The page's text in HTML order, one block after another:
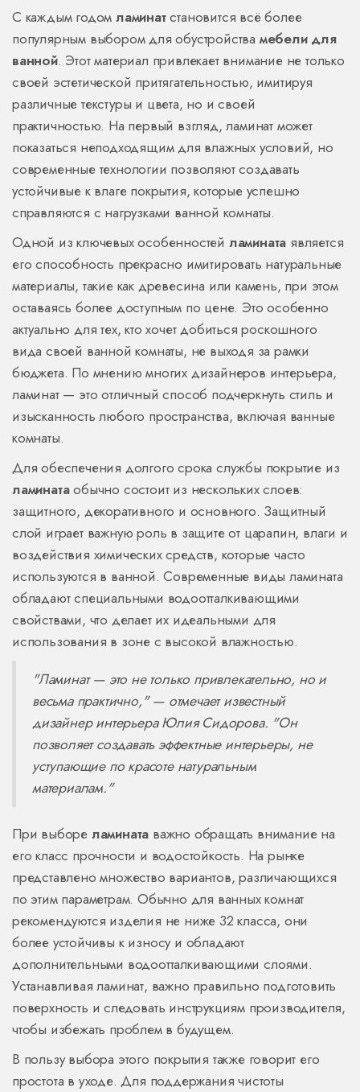
С каждым годом ламинатстановится всё более
популярным выбором для обустройства мебели для
ванной. Этот материал привлекает внимание не только
своей эстетической притягательностью, имитируя
различные текстуры и цвета, но и своей
практичностью. На первый взгляд, ламинат может
показаться неподходящим для влажных условий, но
современные технологии позволяют создавать
устойчивые к влаге покрытия, которые успешно
справляются с нагрузками ванной комнаты.
Одной из ключевых особенностей ламината является
его способность прекрасно имитировать натуральные
материалы, такие как древесина или камень, при этом
оставаясь более доступным по цене. Это особенно
актуально для тех, кто хочет добиться роскошного
вида своей ванной комнаты, не выходя за рамки
бюджета. По мнению многих дизайнеров интерьера,
ламинат — это отличный способ подчеркнуть стиль и
изысканность любого пространства, включая ванные
комнаты.
Для обеспечения долгого срока службы покрытие из
ламинатаобычно состоит из нескольких слоев:
защитного, декоративного и основного. Защитный
слой играет важную роль в защите от царапин, влаги и
воздействия химических средств, которые часто
используются в ванной. Современные виды ламината
обладают специальными водоотталкивающими
свойствами, что делает их идеальными для
использования в зоне с высокой влажностью.
"Ламинат — это не только привлекательно, но и
весьма практично," — отмечает известный
дизайнер интерьера Юлия Сидорова. "Он
позволяет создавать эффектные интерьеры, не
уступающие по красоте натуральным
материалам."
При выборе ламината важно обращать внимание на
его класс прочности и водостойкость. На рынке
представлено множество вариантов, различающихся
по этим параметрам. Обычно для ванных комнат
рекомендуются изделия не ниже 32 класса, они
более устойчивы к износу и обладают
дополнительными водоотталкивающими слоями.
Устанавливая ламинат, важно правильно подготовить
поверхность и следовать инструкциям производителя,
чтобы избежать проблем в будущем.
В пользу выбора этого покрытия также говорит его
простота в уходе. Для поддержания чистоты